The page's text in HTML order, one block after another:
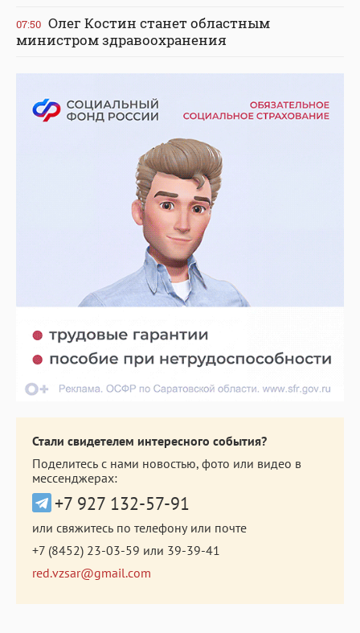
07:50 Олег Костин станет областным
министром здравоохранения
Стали свидетелем интересного события?
Поделитесь с нами новостью, фото или видео в
мессенджерах:
+7 927 132-57-91
или свяжитесь по телефону или почте
+7 (8452) 23-03-59 или 39-39-41
red.vzsar@gmail.com